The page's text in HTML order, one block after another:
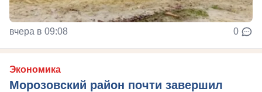
вчера в 09:08 0
Экономика
Морозовский район почти завершил